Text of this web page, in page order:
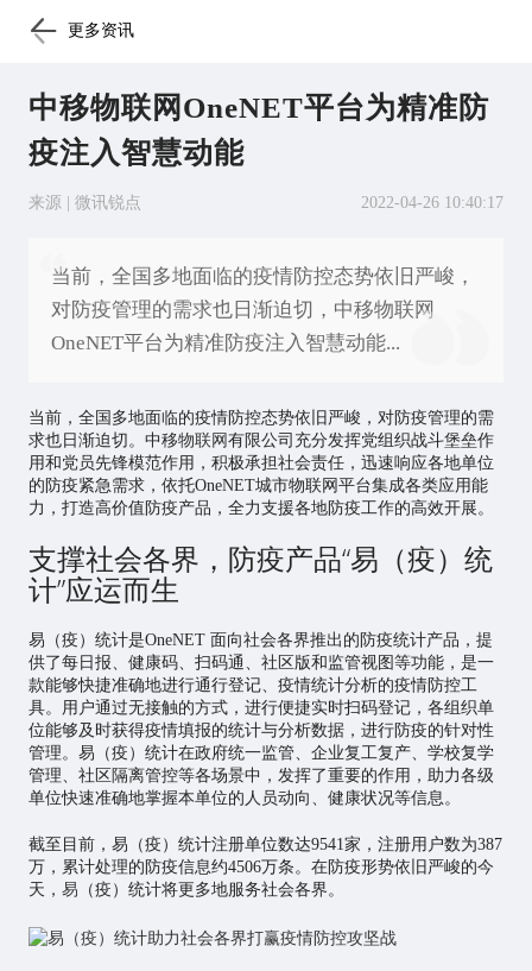
更多资讯
中移物联网OneNET平台为精准防
疫注入智慧动能
来源 | 微讯锐点 2022-04-26 10:40:17
当前，全国多地面临的疫情防控态势依旧严峻，
对防疫管理的需求也日渐迫切，中移物联网
OneNET平台为精准防疫注入智慧动能...
当前，全国多地面临的疫情防控态势依旧严峻，对防疫管理的需
求也日渐迫切。中移物联网 有限公司充分发挥党组织战斗堡垒作
用和党员先锋模范作用，积极承担社会责任，迅速响应各地单位
的防疫紧急需求，依托OneNET城市物联网平台集成各类应用能
力，打造高价值防疫产品，全力支援各地防疫工作的高效开展。
支撑社会各界，防疫产品“易（疫）统
计”应运而生
易（疫）统计是OneNET 面向社会各界推出的防疫统计产品，提
供了每日报、健康码、扫码通、社区版和监管视图等功能，是一
款能够快捷准确地进行通行登记、疫情统计分析的疫情防控工
具。用户通过无接触的方式，进行便捷实时扫码登记，各组织单
位能够及时获得疫情填报的统计与分析数据，进行防疫的针对性
管理。易（疫）统计在政府统一监管、企业复工复产、学校复学
管理、社区隔离管控等各场景中，发挥了重要的作用，助力各级
单位快速准确地掌握本单位的人员动向、健康状况等信息。
截至目前，易（疫）统计注册单位数达9541家，注册用户数为387
万，累计处理的防疫信息约4506万条。在防疫形势依旧严峻的今
天， 易 （疫）统计将更多地服务社会各界。